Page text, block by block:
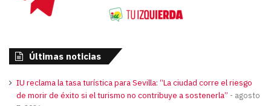
Últimas noticias
IU reclama la tasa turística para Sevilla: “La ciudad corre el riesgo
de morir de éxito si el turismo no contribuye a sostenerla”
agosto